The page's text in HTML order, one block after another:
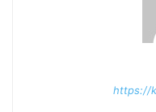
https://